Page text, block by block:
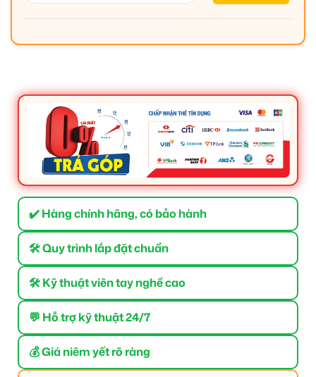
✔️ Hàng chính hãng, có bảo hành
🛠 Quy trình lắp đặt chuẩn
🛠 Kỹ thuật viên tay nghề cao
💬 Hỗ trợ kỹ thuật 24/7
💰 Giá niêm yết rõ ràng